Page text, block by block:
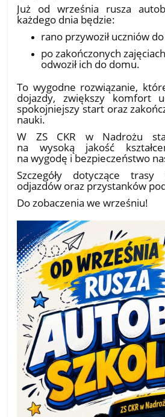
Już od września rusza
każdego dnia będzie:
rano przywoził uczniów do
po zakończonych
odwoził ich do domu.
To wygodne rozwiązanie,
dojazdy, zwiększy komfort
spokojniejszy start oraz
nauki.
W ZS CKR w Nadrożu
na wysoką jakość
na wygodę i bezpieczeństwo
Szczegóły dotyczące trasy
odjazdów oraz przystanków
Do zobaczenia we wrześniu!